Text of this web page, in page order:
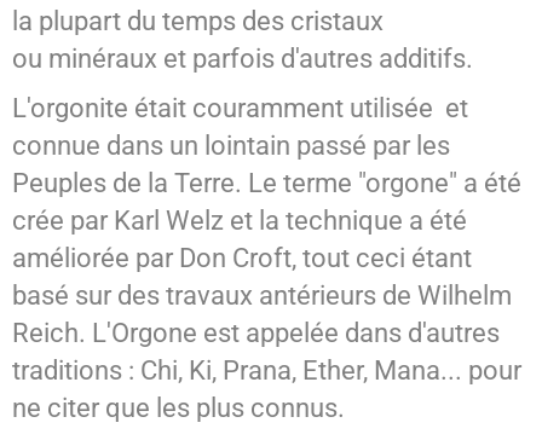
la plupart du temps des cristaux
ou minéraux et parfois d'autres additifs.
L'orgonite était couramment utilisée et
connue dans un lointain passé par les
Peuples de la Terre. Le terme "orgone" a été
crée par Karl Welz et la technique a été
améliorée par Don Croft, tout ceci étant
basé sur des travaux antérieurs de Wilhelm
Reich. L'Orgone est appelée dans d'autres
traditions : Chi, Ki, Prana, Ether, Mana... pour
ne citer que les plus connus.